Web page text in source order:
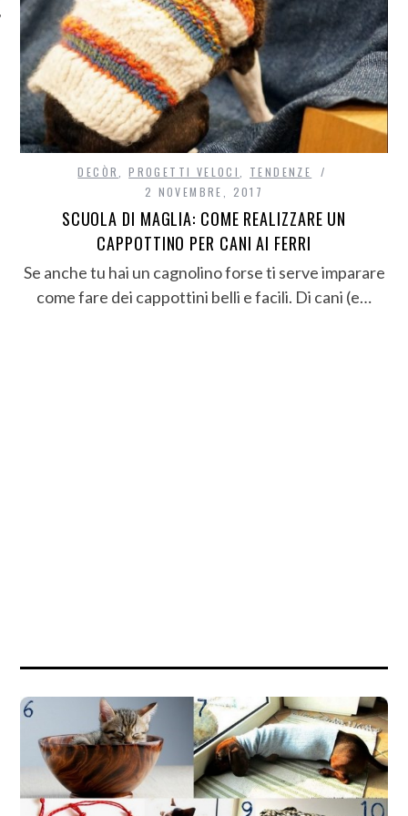
DECÒR ,PROGETTI VELOCI
TENDENZE
2 NOVEMBRE, 2017
SCUOLA DI MAGLIA: COME REALIZZARE UN
CAPPOTTINO PER CANI AI FERRI
Se anche tu hai un cagnolino forse ti serve imparare
come fare dei cappottini belli e facili. Di cani (e…